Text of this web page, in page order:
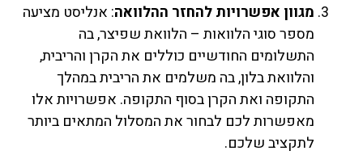
מגוון אפשרויות להחזר ההלוואה: אנליסט מציעה
מספר סוגי הלוואות – הלוואת שפיצר, בה
התשלומים החודשיים כוללים את הקרן והריבית,
והלוואת בלון, בה משלמים את הריבית במהלך
התקופה ואת הקרן בסוף התקופה. אפשרויות אלו
מאפשרות לכם לבחור את המסלול המתאים ביותר
לתקציב שלכם.